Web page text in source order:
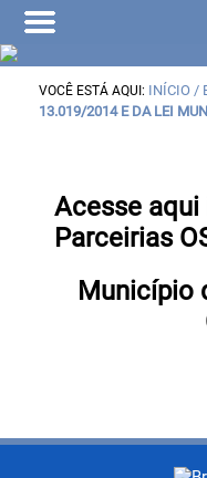
VOCÊ ESTÁ AQUI: INÍCIO /
13.019/2014 E DA LEI
Acesse
Parceirias
Município